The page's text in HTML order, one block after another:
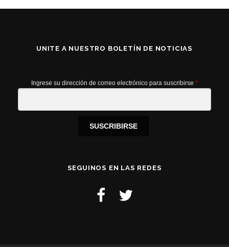
UNITE A NUESTRO BOLETÍN DE NOTICIAS
Ingrese su dirección de correo electrónico para suscribirse *
SUSCRIBIRSE
SEGUINOS EN LAS REDES